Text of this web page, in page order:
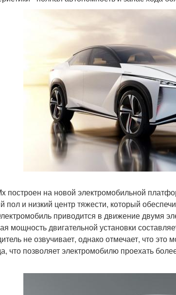
построен на новой электромобильной
пол и низкий центр тяжести, который
приводится в движение двумя
мощность двигательной установки
не озвучивает, однако отмечает, что
что позволяет электромобилю проехать